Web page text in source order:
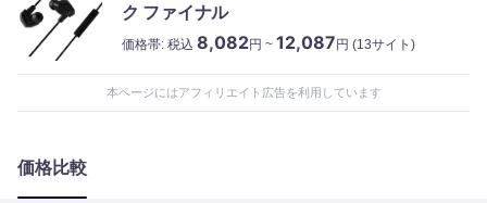
ク ファイナル
価格帯: 税込 8,082円 ~ 12,087円 (13サイト)
本ページにはアフィリエイト広告を利用しています
価格比較